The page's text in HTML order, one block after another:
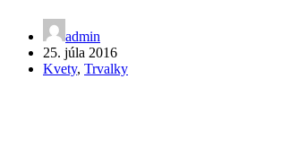
admin
25. júla 2016
Kvety, Trvalky